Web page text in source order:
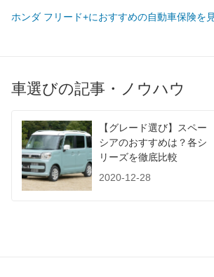
WLTC/郊外 17.6km/L 16.2km/L
60km定地 -
装備オプション
ホンダ フリード+におすすめの自動車保険を
車選びの記事・ノウハウ
【グレード選び】スペー
シアのおすすめは？各シ
リーズを徹底比較
2020-12-28